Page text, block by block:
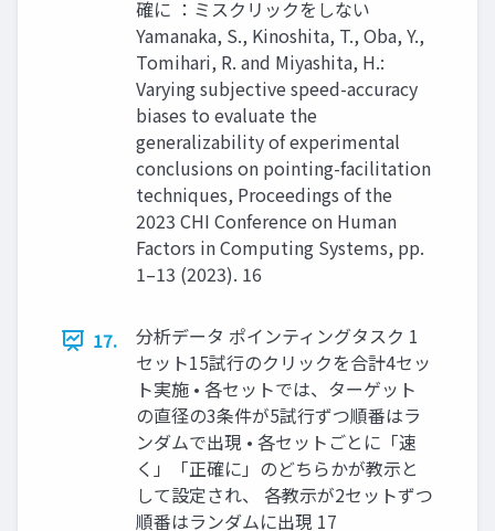
確に ：ミスクリックをしない
Yamanaka, S., Kinoshita, T., Oba, Y.,
Tomihari, R. and Miyashita, H.:
Varying subjective speed-accuracy
biases to evaluate the
generalizability of experimental
conclusions on pointing-facilitation
techniques, Proceedings of the
2023 CHI Conference on Human
Factors in Computing Systems, pp.
1–13 (2023). 16
17.
分析データ ポインティングタスク 1
セット15試行のクリックを合計4セッ
ト実施 • 各セットでは、ターゲット
の直径の3条件が5試行ずつ順番はラ
ンダムで出現 • 各セットごとに「速
く」「正確に」のどちらかが教示と
して設定され、 各教示が2セットずつ
順番はランダムに出現 17